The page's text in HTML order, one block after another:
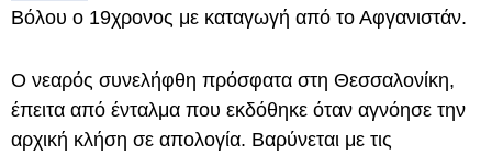
Βόλου ο 19χρονος με καταγωγή από το Αφγανιστάν.
Ο νεαρός συνελήφθη πρόσφατα στη Θεσσαλονίκη,
έπειτα από ένταλμα που εκδόθηκε όταν αγνόησε την
αρχική κλήση σε απολογία. Βαρύνεται με τις